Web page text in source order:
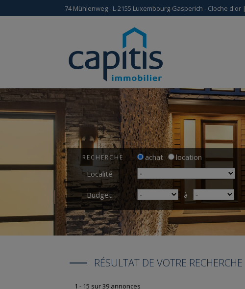
74 Mühlenweg - L-2155 Luxembourg-Gasperich - Cloche d'or |
RECHERCHE achat
location
Localité
Budget à
RÉSULTAT DE VOTRE RECHERCHE
1 - 15 sur 39 annonces